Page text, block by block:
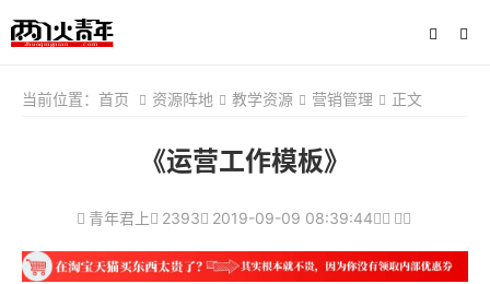
当前位置： 首页 资源阵地 教学资源 营销管理 正文
《运营工作模板》
青年君上 2393 2019-09-09 08:39:44